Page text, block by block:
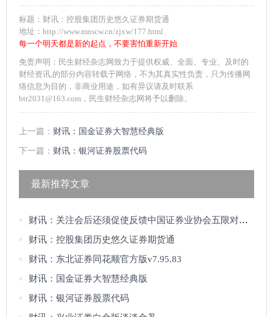
标题：财讯：控股集团历史悠久证券期货通
地址：http://www.mnscw.cn/zjxw/177.html
每一个明天都是新的起点，不要害怕重新开始
免责声明：民生财经杂志网致力于提供权威、全面、专业、及时的
财经资讯,的部分内容转载于网络，不为其真实性负责，只为传播网
络信息为目的，非商业用途，如有异议请及时联系
btr2031@163.com，民生财经杂志网将予以删除。
上一篇： 财讯：国金证券大智慧经典版
下一篇： 财讯：银河证券股票代码
最新推荐文章
财讯：关注会后还须促使反馈中国证券业协会五限对达鑫跨境冲刺会后
财讯：控股集团历史悠久证券期货通
财讯：东北证券同花顺官方版v7.95.83
财讯：国金证券大智慧经典版
财讯：银河证券股票代码